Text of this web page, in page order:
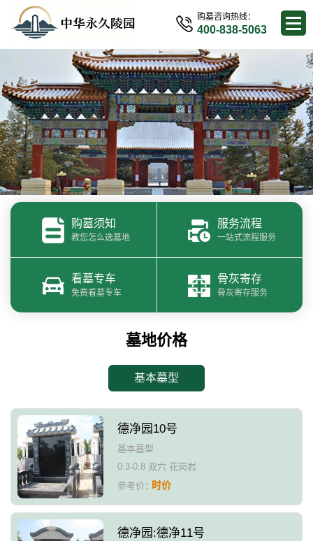
购墓咨询热线：
400-838-5063
购墓须知
教您怎么选墓地
服务流程
一站式流程服务
看墓专车
免费看墓专车
骨灰寄存
骨灰寄存服务
墓地价格
基本墓型
德净园10号
基本墓型
0.3-0.8 双穴 花岗岩
参考价：时价
德净园:德净11号